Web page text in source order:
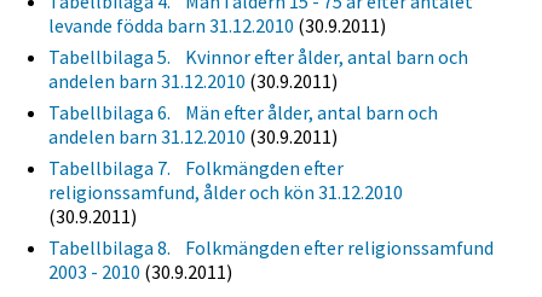
levande födda barn 31.12.2010 (30.9.2011)
Tabellbilaga 5. Kvinnor efter ålder, antal barn och
andelen barn 31.12.2010 (30.9.2011)
Tabellbilaga 6. Män efter ålder, antal barn och
andelen barn 31.12.2010 (30.9.2011)
Tabellbilaga 7. Folkmängden efter
religionssamfund, ålder och kön 31.12.2010
(30.9.2011)
Tabellbilaga 8. Folkmängden efter religionssamfund
2003 - 2010 (30.9.2011)